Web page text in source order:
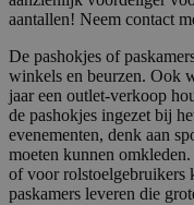
aantallen! Neem contact
De pashokjes of
winkels en beurzen. Ook
jaar een outlet-verkoop
de pashokjes ingezet bij
evenementen, denk aan
moeten kunnen
of voor rolstoelgebruikers
paskamers leveren die